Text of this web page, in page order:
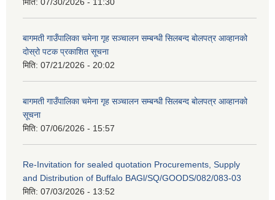
मिति: 07/30/2026 - 11:30
बागमती गाउँपालिका चमेना गृह सञ्चालन सम्बन्धी सिलबन्द बोलपत्र आव्हानको
दोस्रो पटक प्रकाशित सूचना
मिति: 07/21/2026 - 20:02
बागमती गाउँपालिका चमेना गृह सञ्चालन सम्बन्धी सिलबन्द बोलपत्र आव्हानको
सूचना
मिति: 07/06/2026 - 15:57
Re-Invitation for sealed quotation Procurements, Supply
and Distribution of Buffalo BAGl/SQ/GOODS/082/083-03
मिति: 07/03/2026 - 13:52